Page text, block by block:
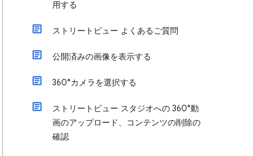
用する
ストリートビュー よくあるご質問
公開済みの画像を表示する
360°カメラを選択する
ストリートビュー スタジオへの 360°動
画のアップロード、コンテンツの削除の
確認